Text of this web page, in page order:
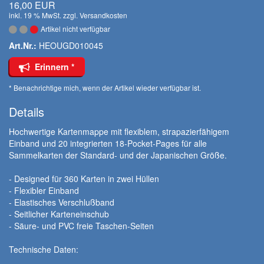
16,00 EUR
inkl. 19 % MwSt. zzgl. Versandkosten
Artikel nicht verfügbar
Art.Nr.: HEOUGD010045
Erinnern *
* Benachrichtige mich, wenn der Artikel wieder verfügbar ist.
Details
Hochwertige Kartenmappe mit flexiblem, strapazierfähigem
Einband und 20 integrierten 18-Pocket-Pages für alle
Sammelkarten der Standard- und der Japanischen Größe.
- Designed für 360 Karten in zwei Hüllen
- Flexibler Einband
- Elastisches Verschlußband
- Seitlicher Karteneinschub
- Säure- und PVC freie Taschen-Seiten
Technische Daten: